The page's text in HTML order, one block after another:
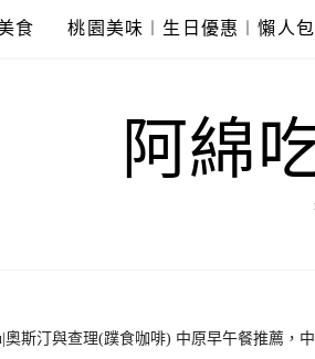
食 桃園美味︱生日優惠︱懶人包
阿綿
奧斯汀與查理(蹼食咖啡) 中原早午餐推薦，